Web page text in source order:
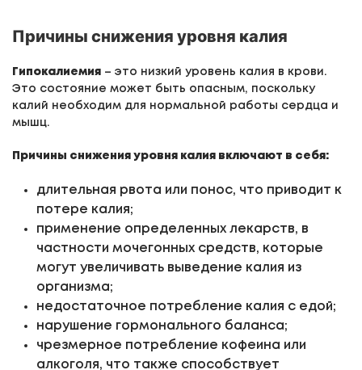
Причины снижения уровня калия
Гипокалиемия – это низкий уровень калия в крови.
Это состояние может быть опасным, поскольку
калий необходим для нормальной работы сердца и
мышц.
Причины снижения уровня калия включают в себя:
длительная рвота или понос, что приводит к
потере калия;
применение определенных лекарств, в
частности мочегонных средств, которые
могут увеличивать выведение калия из
организма;
недостаточное потребление калия с едой;
нарушение гормонального баланса;
чрезмерное потребление кофеина или
алкоголя, что также способствует